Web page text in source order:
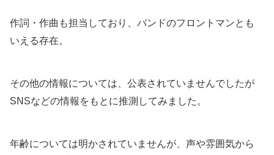
作詞・作曲も担当しており、バンドのフロントマンとも
いえる存在。
その他の情報については、公表されていませんでしたが
SNSなどの情報をもとに推測してみました。
年齢については明かされていませんが、声や雰囲気から